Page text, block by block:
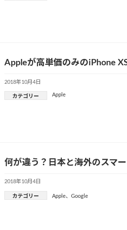
Appleが高単価のみのiPhone
2018年10月4日
カテゴリー Apple
何が違う？日本と海外のスマ
2018年10月4日
カテゴリー Apple、 Google